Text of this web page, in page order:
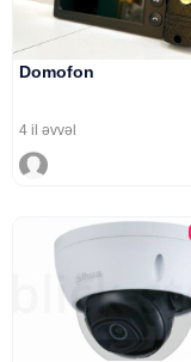
Domofon
4 il əvvəl